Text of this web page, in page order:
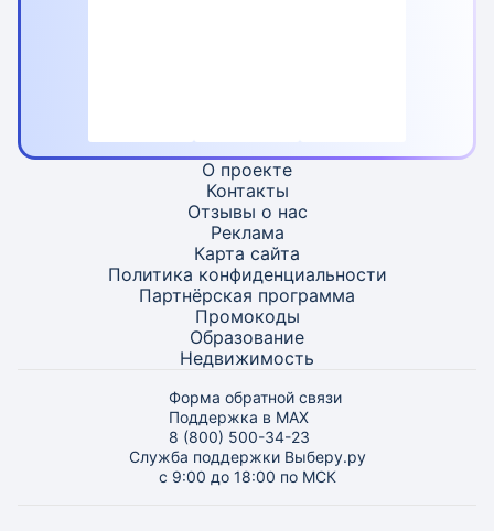
О проекте
Контакты
Отзывы о нас
Реклама
Карта сайта
Политика конфиденциальности
Партнёрская программа
Промокоды
Образование
Недвижимость
Форма обратной связи
Поддержка в MAX
8 (800) 500-34-23
Служба поддержки Выберу.ру
с 9:00 до 18:00 по МСК